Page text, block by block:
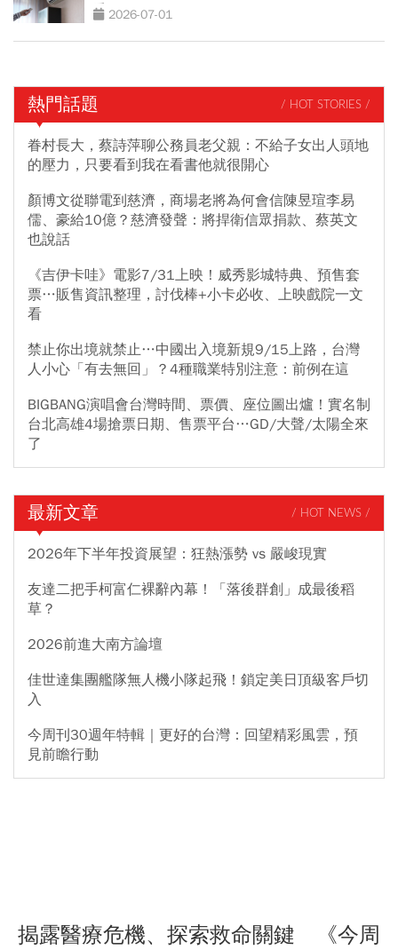
看 2026-07-01
熱門話題 / HOT STORIES /
眷村長大，蔡詩萍聊公務員老父親：不給子女出人頭地
的壓力，只要看到我在看書他就很開心
顏博文從聯電到慈濟，商場老將為何會信陳昱瑄李易
儒、豪給10億？慈濟發聲：將捍衛信眾捐款、蔡英文
也說話
《吉伊卡哇》電影7/31上映！威秀影城特典、預售套
票…販售資訊整理，討伐棒+小卡必收、上映戲院一文
看
禁止你出境就禁止…中國出入境新規9/15上路，台灣
人小心「有去無回」？4種職業特別注意：前例在這
BIGBANG演唱會台灣時間、票價、座位圖出爐！實名制
台北高雄4場搶票日期、售票平台…GD/大聲/太陽全來
了
最新文章 / HOT NEWS /
2026年下半年投資展望：狂熱漲勢 vs 嚴峻現實
友達二把手柯富仁裸辭內幕！「落後群創」成最後稻
草？
2026前進大南方論壇
佳世達集團艦隊無人機小隊起飛！鎖定美日頂級客戶切
入
今周刊30週年特輯｜更好的台灣：回望精彩風雲，預
見前瞻行動
揭露醫療危機、探索救命關鍵 《今周